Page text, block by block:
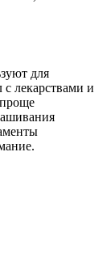
для
лекарствами и